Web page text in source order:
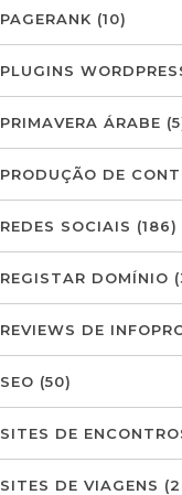
PAGERANK (10)
PLUGINS
PRIMAVERA ÁRABE
PRODUÇÃO DE
REDES SOCIAIS (186)
REGISTAR DOMÍNIO
REVIEWS DE
SEO (50)
SITES DE
SITES DE VIAGENS